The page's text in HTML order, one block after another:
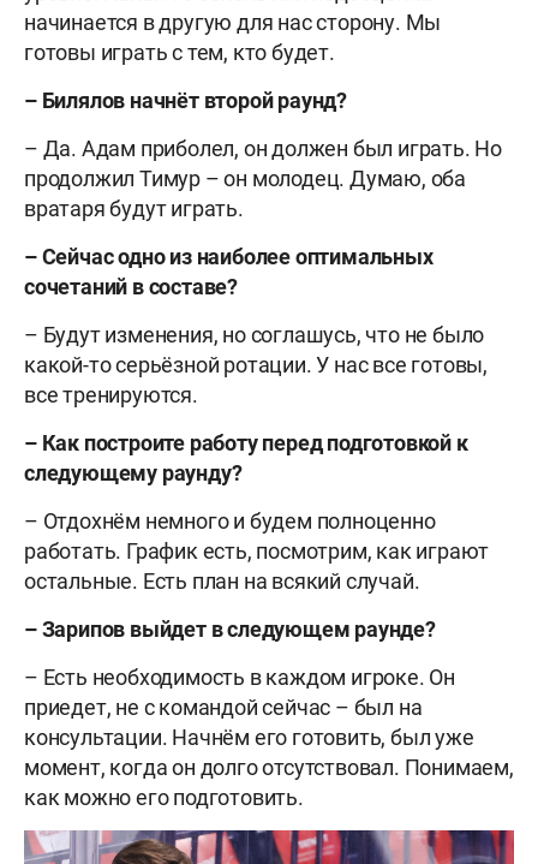
начинается в другую для нас сторону. Мы
готовы играть с тем, кто будет.
– Билялов начнёт второй раунд?
– Да. Адам приболел, он должен был играть. Но
продолжил Тимур – он молодец. Думаю, оба
вратаря будут играть.
– Сейчас одно из наиболее оптимальных
сочетаний в составе?
– Будут изменения, но соглашусь, что не было
какой-то серьёзной ротации. У нас все готовы,
все тренируются.
– Как построите работу перед подготовкой к
следующему раунду?
– Отдохнём немного и будем полноценно
работать. График есть, посмотрим, как играют
остальные. Есть план на всякий случай.
– Зарипов выйдет в следующем раунде?
– Есть необходимость в каждом игроке. Он
приедет, не с командой сейчас – был на
консультации. Начнём его готовить, был уже
момент, когда он долго отсутствовал. Понимаем,
как можно его подготовить.